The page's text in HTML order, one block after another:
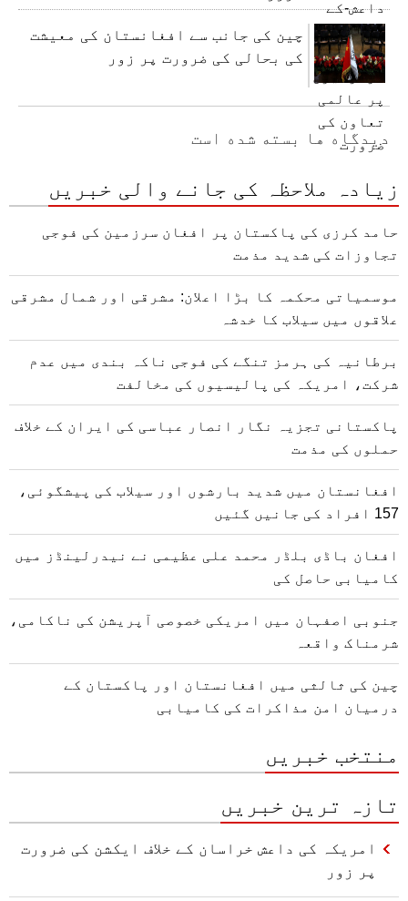
چین کی جانب سے افغانستان کی معیشت
کی بحالی کی ضرورت پر زور
دیدگاه ها بسته شده است
زیادہ ملاحظہ کی جانے والی خبریں
حامد کرزی کی پاکستان پر افغان سرزمین کی فوجی
تجاوزات کی شدید مذمت
موسمیاتی محکمہ کا بڑا اعلان: مشرقی اور شمال مشرقی
علاقوں میں سیلاب کا خدشہ
برطانیہ کی ہرمز تنگے کی فوجی ناکہ بندی میں عدم
شرکت، امریکہ کی پالیسیوں کی مخالفت
پاکستانی تجزیہ نگار انصار عباسی کی ایران کے خلاف
حملوں کی مذمت
افغانستان میں شدید بارشوں اور سیلاب کی پیشگوئی،
157 افراد کی جانیں گئیں
افغان باڈی بلڈر محمد علی عظیمی نے نیدرلینڈز میں
کامیابی حاصل کی
جنوبی اصفہان میں امریکی خصوصی آپریشن کی ناکامی،
شرمناک واقعہ
چین کی ثالثی میں افغانستان اور پاکستان کے
درمیان امن مذاکرات کی کامیابی
منتخب خبریں
تازہ ترین خبریں
امریکہ کی داعش خراسان کے خلاف ایکشن کی ضرورت
پر زور